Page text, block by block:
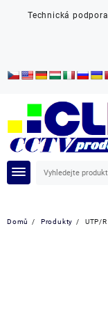
Technická
Domů Produkty UTP/